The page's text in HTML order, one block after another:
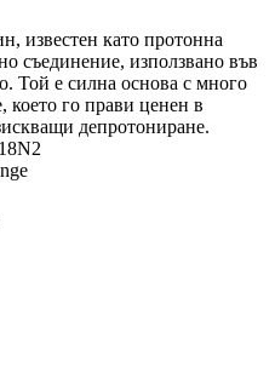
известен като протонна
съединение, използвано във
Той е силна основа с много
което го прави ценен в
депротониране.